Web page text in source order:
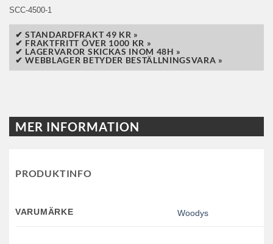
SCC-4500-1
✔ STANDARDFRAKT 49 KR »
✔ FRAKTFRITT ÖVER 1000 KR »
✔ LAGERVAROR SKICKAS INOM 48H »
✔ WEBBLAGER BETYDER BESTÄLLNINGSVARA »
MER INFORMATION
PRODUKTINFO
VARUMÄRKE Woodys